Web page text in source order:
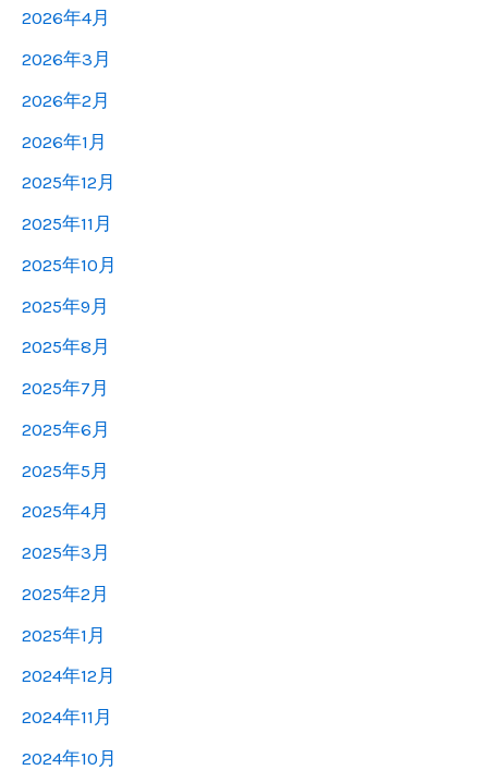
2026年4月
2026年3月
2026年2月
2026年1月
2025年12月
2025年11月
2025年10月
2025年9月
2025年8月
2025年7月
2025年6月
2025年5月
2025年4月
2025年3月
2025年2月
2025年1月
2024年12月
2024年11月
2024年10月